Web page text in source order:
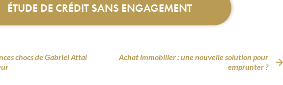
ÉTUDE DE CRÉDIT SANS ENGAGEMENT
chocs de Gabriel Attal
Achat immobilier : une nouvelle solution pour
emprunter ?